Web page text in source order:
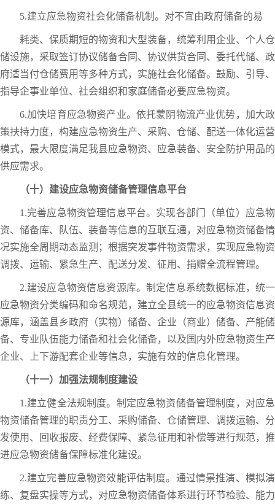
5.建立应急物资社会化储备机制。对不宜由政府储备的易
耗类、保质期短的物资和大型装备，统筹利用企业、个人仓
储设施，采取签订协议储备合同、协议供货合同、委托代储、政
府适当付仓储费用等多种方式，实施社会化储备。鼓励、引导、
指导企事业单位、社会组织和家庭储备必要应急物资。
6.加快培育应急物资产业。依托蒙阴物流产业优势，加大政
策扶持力度，构建应急物资生产、采购、仓储、配送一体化运营
模式，最大限度满足我县应急物资、应急装备、安全防护用品的
供应需求。
（十）建设应急物资储备管理信息平台
1.完善应急物资管理信息平台。实现各部门（单位）应急物
资、储备库、队伍、装备等信息的互联互通，对应急物资储备情
况实施全周期动态监测；根据突发事件物资需求，实现应急物资
调拨、运输、紧急生产、配送分发、征用、捐赠全流程管理。
2.建设应急物资信息资源库。制定信息系统数据标准，统一
应急物资分类编码和命名规范，建立全县统一的应急物资信息资
源库，涵盖县乡政府（实物）储备、企业（商业）储备、产能储
备、专业队伍能力储备和社会化储备，以及国内外应急物资生产
企业、上下游配套企业等信息，实施有效的信息化管理。
（十一）加强法规制度建设
1.建立健全法规制度。制定应急物资储备管理制度，对应急
物资储备管理的职责分工、采购储备、仓储管理、调拨运输、分
发使用、回收报废、经费保障、紧急征用和补偿等进行规范，推
进应急物资储备保障标准化建设。
2.建立完善应急物资效能评估制度。通过情景推演、模拟演
练、复盘实操等方式，对应急物资储备体系进行环节检验、能力